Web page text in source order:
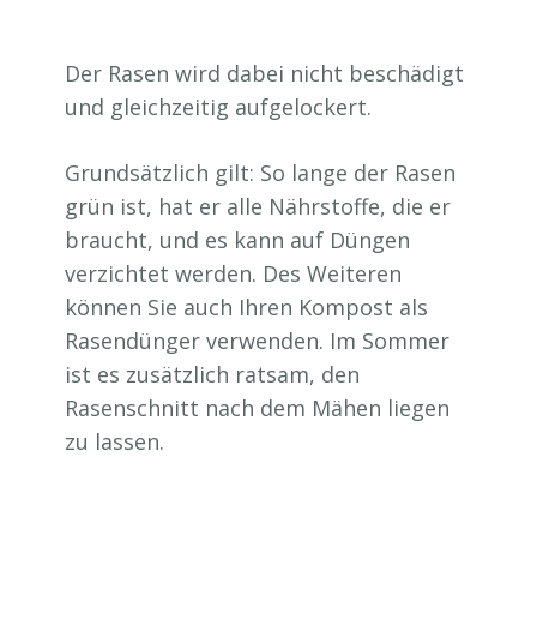
Der Rasen wird dabei nicht beschädigt
und gleichzeitig aufgelockert.
Grundsätzlich gilt: So lange der Rasen
grün ist, hat er alle Nährstoffe, die er
braucht, und es kann auf Düngen
verzichtet werden. Des Weiteren
können Sie auch Ihren Kompost als
Rasendünger verwenden. Im Sommer
ist es zusätzlich ratsam, den
Rasenschnitt nach dem Mähen liegen
zu lassen.